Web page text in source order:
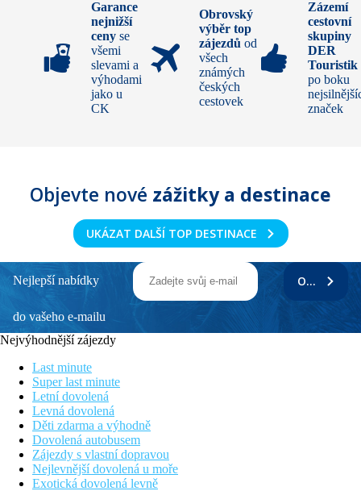
Garance
nejnižší
cenyse
všemi
slevami a
výhodami
jako u
CK
Obrovský
výběr top
zájezdů od
všech
známých
českých
cestovek
Zázemí
cestovní
skupiny
DER
Touristik
po boku
značek
Objevte nové zážitky a destinace
UKÁZAT DALŠÍ TOP DESTINACE
Nejlepší nabídky
do vašeho e-mailu
ODEBÍRAT
Nejvýhodnější zájezdy
Last minute
Super last minute
Letní dovolená
Levná dovolená
Děti zdarma a výhodně
Dovolená autobusem
Zájezdy s vlastní dopravou
Nejlevnější dovolená u moře
Exotická dovolená levně